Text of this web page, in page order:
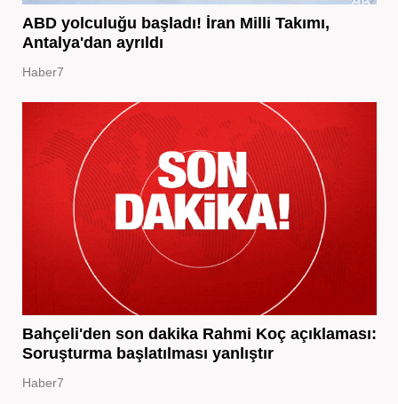
ABD yolculuğu başladı! İran Milli Takımı,
Antalya'dan ayrıldı
Haber7
Bahçeli'den son dakika Rahmi Koç açıklaması:
Soruşturma başlatılması yanlıştır
Haber7